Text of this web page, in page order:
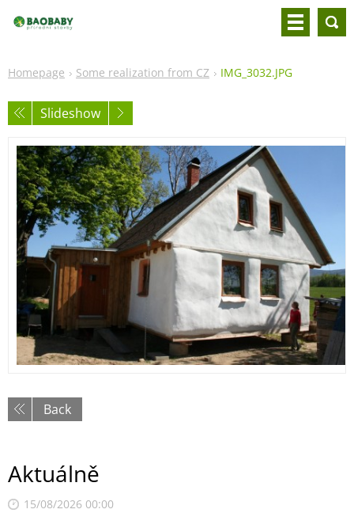
Homepage Some realization from CZ IMG_3032.JPG
Slideshow
Back
Aktuálně
15/08/2026 00:00